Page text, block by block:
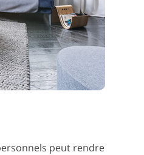
peut rendre